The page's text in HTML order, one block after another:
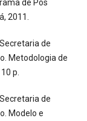
de Pós
2011.
Secretaria de
Metodologia de
p.
Secretaria de
Modelo e